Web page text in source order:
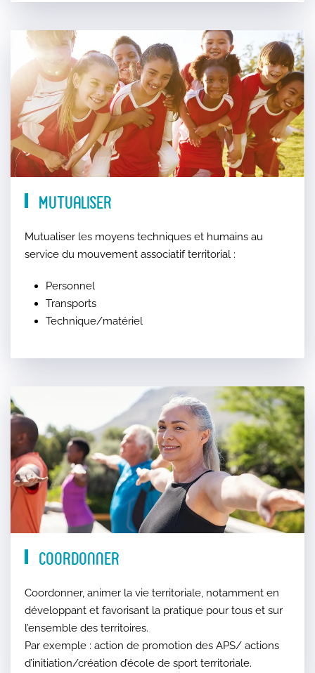
Mutualiser
Mutualiser les moyens techniques et humains au
service du mouvement associatif territorial :
Personnel
Transports
Technique/matériel
Coordonner
Coordonner, animer la vie territoriale, notamment en
développant et favorisant la pratique pour tous et sur
l’ensemble des territoires.
Par exemple : action de promotion des APS/ actions
d’initiation/création d’école de sport territoriale.